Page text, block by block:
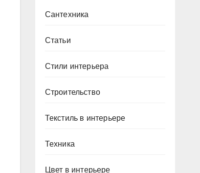
Сантехника
Статьи
Стили интерьера
Строительство
Текстиль в интерьере
Техника
Цвет в интерьере